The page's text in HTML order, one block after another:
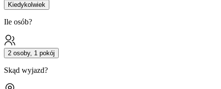
Kiedykolwiek
Ile osób?
2 osoby, 1 pokój
Skąd wyjazd?